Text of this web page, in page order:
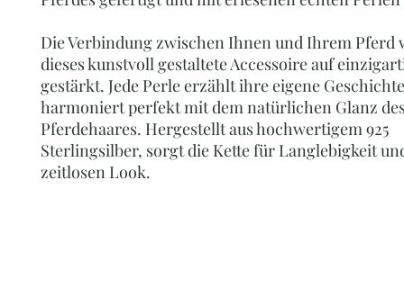
Die Verbindung zwischen Ihnen und Ihrem Pferd
dieses kunstvoll gestaltete Accessoire auf
gestärkt. Jede Perle erzählt ihre eigene
harmoniert perfekt mit dem natürlichen Glanz
Pferdehaares. Hergestellt aus hochwertigem 925
Sterlingsilber, sorgt die Kette für Langlebigkeit
zeitlosen Look.